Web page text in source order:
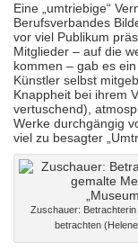
Eine „umtriebige“
Berufsverbandes
vor viel Publikum
Mitglieder – auf die
kommen – gab es
Künstler selbst
Knappheit bei ihrem
vertuschend),
Werke durchgängig
viel zu besagter
Zuschauer:
betrachten